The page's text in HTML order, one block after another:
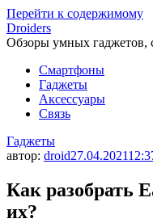
Перейти к содержимому
Droiders
Обзоры умных гаджетов,
Смартфоны
Гаджеты
Аксессуары
Связь
Гаджеты
автор: droid27.04.2021
Как разобрать
их?